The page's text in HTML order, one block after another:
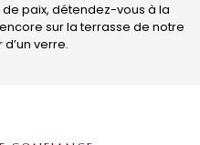
paix, détendez-vous à la
sur la terrasse de notre
verre.